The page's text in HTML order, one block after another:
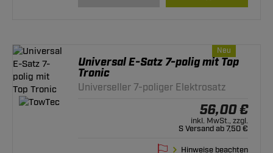
Neu
Universal E-Satz 7-polig mit Top
Tronic
Universeller 7-poliger Elektrosatz
56,00 €
inkl. MwSt., zzgl.
S Versand ab 7,50 €
Hinweise beachten